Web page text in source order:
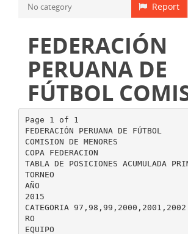
Report
No category
FEDERACIÓN
PERUANA DE
FÚTBOL
Page 1 of 1
FEDERACIÓN PERUANA DE FÚTBOL
COMISION DE MENORES
COPA FEDERACION
TABLA DE POSICIONES ACUMULADA
TORNEO
AÑO
2015
CATEGORIA 97,98,99,2000,2001,2002
RO
EQUIPO